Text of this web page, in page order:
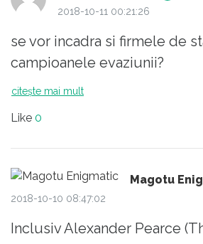
2018-10-11 00:21:26
se vor incadra si firmele de
campioanele evaziunii?
citește mai mult
Like 0
Magotu
2018-10-10 08:47:02
Inclusiv Alexander Pearce